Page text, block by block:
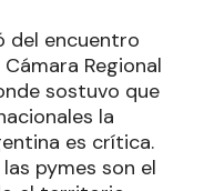
del encuentro
Regional
sostuvo que
la
es crítica.
pymes son el